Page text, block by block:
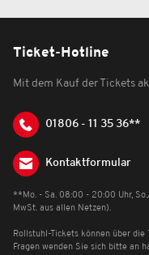
Ticket-Hotline
Mit dem Kauf der Tickets
01806 - 11 35 36**
Kontaktformular
**Mo. - Sa. 08:00 - 20:00 Uhr,
MwSt. aus allen Netzen).
Rollstuhl-Tickets können über
Fragen wenden Sie sich bitte an